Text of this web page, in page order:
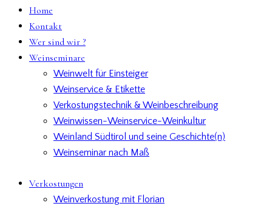
Home
Kontakt
Wer sind wir ?
Weinseminare
Weinwelt für Einsteiger
Weinservice & Etikette
Verkostungstechnik & Weinbeschreibung
Weinwissen-Weinservice-Weinkultur
Weinland Südtirol und seine Geschichte(n)
Weinseminar nach Maß
Verkostungen
Weinverkostung mit Florian